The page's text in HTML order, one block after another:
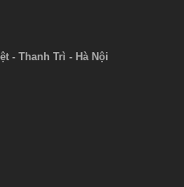
- Thanh Trì - Hà Nội